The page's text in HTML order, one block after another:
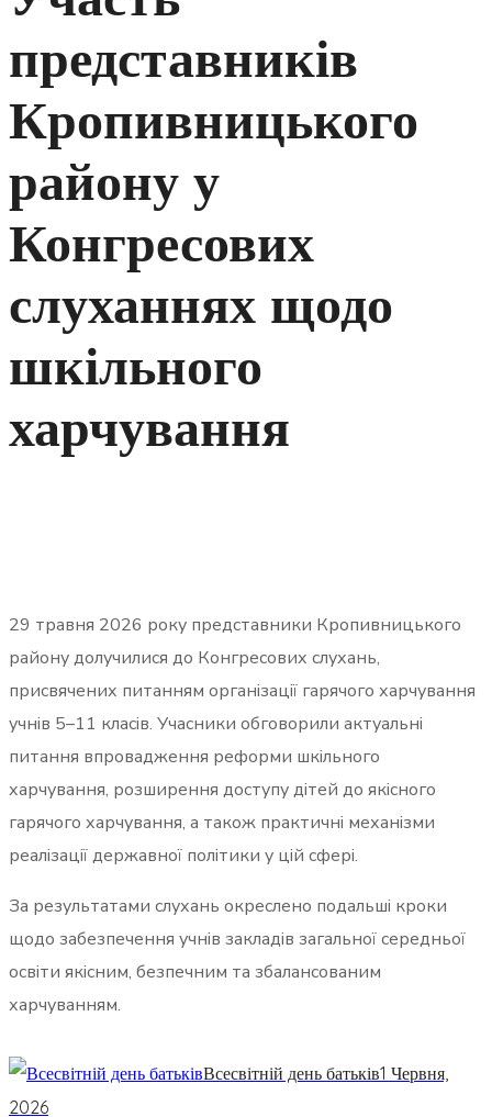
представників
Кропивницького
району у
Конгресових
слуханнях щодо
шкільного
харчування
29 травня 2026 року представники Кропивницького
району долучилися до Конгресових слухань,
присвячених питанням організації гарячого харчування
учнів 5–11 класів. Учасники обговорили актуальні
питання впровадження реформи шкільного
харчування, розширення доступу дітей до якісного
гарячого харчування, а також практичні механізми
реалізації державної політики у цій сфері.
За результатами слухань окреслено подальші кроки
щодо забезпечення учнів закладів загальної середньої
освіти якісним, безпечним та збалансованим
харчуванням.
Всесвітній день батьків1 Червня,
2026